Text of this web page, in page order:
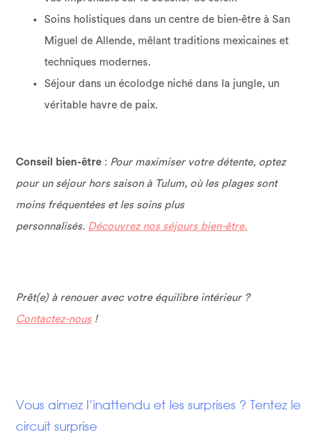
Soins holistiques dans un centre de bien-être à San
Miguel de Allende, mêlant traditions mexicaines et
techniques modernes.
Séjour dans un écolodge niché dans la jungle, un
véritable havre de paix.
Conseil bien-être : Pour maximiser votre détente, optez
pour un séjour hors saison à Tulum, où les plages sont
moins fréquentées et les soins plus
personnalisés. Découvrez nos séjours bien-être.
Prêt(e) à renouer avec votre équilibre intérieur ?
Contactez-nous!
Vous aimez l’inattendu et les surprises ? Tentez le
circuit surprise